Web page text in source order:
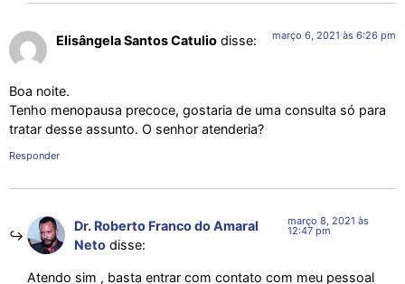
Elisângela Santos Catulio disse: março 6, 2021 às 6:26 pm
Boa noite.
Tenho menopausa precoce, gostaria de uma consulta só para
tratar desse assunto. O senhor atenderia?
Responder
Dr. Roberto Franco do Amaral
Neto disse:
março 8, 2021 às
12:47 pm
Atendo sim , basta entrar com contato com meu pessoal